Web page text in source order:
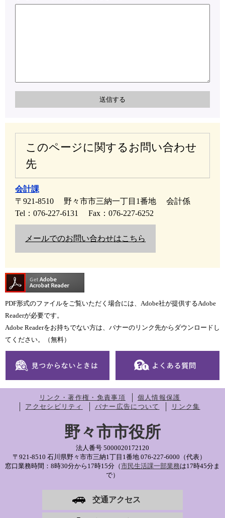
このページに関するお問い合わせ
先
会計課
〒921-8510
野々市市三納一丁目1番地
会計係
Tel：076-227-6131
Fax：076-227-6252
メールでのお問い合わせはこちら
PDF形式のファイルをご覧いただく場合には、Adobe社が提供するAdobe
Readerが必要です。
Adobe Readerをお持ちでない方は、バナーのリンク先からダウンロードし
てください。（無料）
リンク・著作権・免責事項
個人情報保護
アクセシビリティ
バナー広告について リンク集
野々市市役所
法人番号 5000020172120
〒921-8510 石川県野々市市三納1丁目1番地 076-227-6000（代表）
窓口業務時間：8時30分から17時15分（市民生活課一部業務は17時45分ま
で）
交通アクセス